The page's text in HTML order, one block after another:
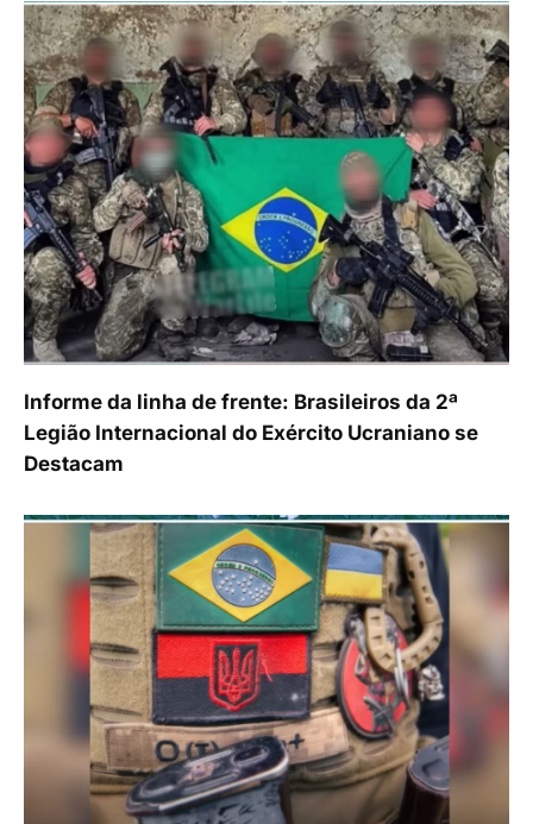
Informe da linha de frente: Brasileiros da 2ª
Legião Internacional do Exército Ucraniano se
Destacam